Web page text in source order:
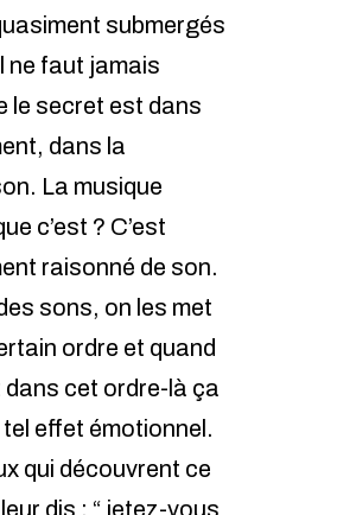
submergés
ne faut jamais
le secret est dans
dans la
La musique
c’est ? C’est
raisonné de son.
sons, on les met
ordre et quand
dans cet ordre-là ça
effet émotionnel.
qui découvrent ce
dis : “ jetez-vous